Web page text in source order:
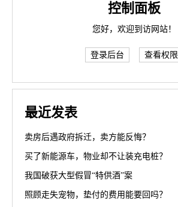
控制面板
您好，欢迎到访网站！
登录后台 查看权限
最近发表
卖房后遇政府拆迁，卖方能反悔？
买了新能源车，物业却不让装充电桩？
我国破获大型假冒“特供酒”案
照顾走失宠物，垫付的费用能要回吗？